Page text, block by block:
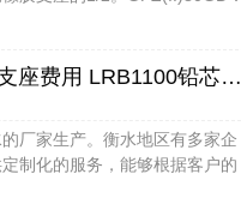
建筑水平力隔震支座生产厂家 抗震支座费用 LRB1100铅芯支座什么价格
厂家生产。衡水地区有多家企
制化的服务，能够根据客户的